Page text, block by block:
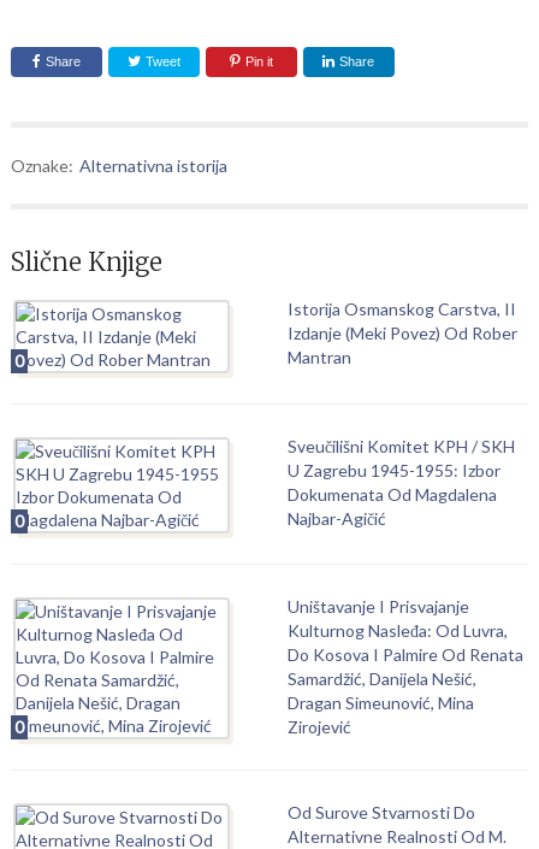
Share Tweet Pin it Share
Oznake: Alternativna istorija
Slične Knjige
0
Istorija Osmanskog Carstva, II
Izdanje (Meki Povez) Od Rober
Mantran
0
Sveučilišni Komitet KPH / SKH
U Zagrebu 1945-1955: Izbor
Dokumenata Od Magdalena
Najbar-Agičić
0
Uništavanje I Prisvajanje
Kulturnog Nasleđa: Od Luvra,
Do Kosova I Palmire Od Renata
Samardžić, Danijela Nešić,
Dragan Simeunović, Mina
Zirojević
Od Surove Stvarnosti Do
Alternativne Realnosti Od M.